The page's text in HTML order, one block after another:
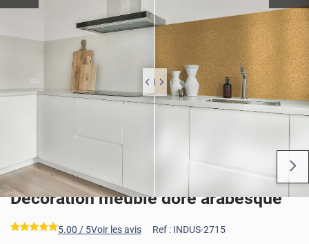
Décoration meuble doré arabesque
*****
5.00 / 5Voir les avis Ref : INDUS-2715